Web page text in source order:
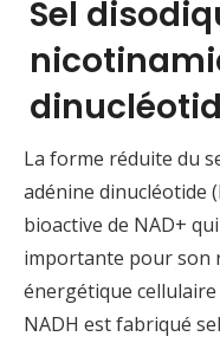
Sel
La forme réduite du
adénine dinucléotide
bioactive de NAD+
importante pour son
énergétique
NADH est fabriqué